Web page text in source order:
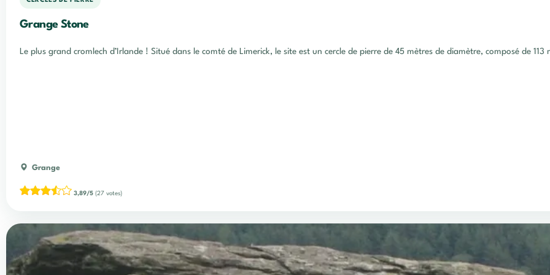
Grange Stone
Le plus grand cromlech d’Irlande ! Situé dans le comté de Limerick, le site est un cercle de pierre de 45 mètres de diamètre,
Grange
3,89/5 (27 votes)